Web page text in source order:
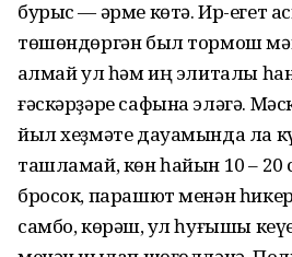
бурыс — әрме көтә. Ир-егет
төшөндөргән был тормош
ҡалмай ул һәм иң элиталы
ғәскәрҙәре сафына эләгә.
йыл хеҙмәте дауамында ла
ташламай, көн һайын 10 – 20
бросок, парашют менән
самбо, көрәш, ҡул һуғышы